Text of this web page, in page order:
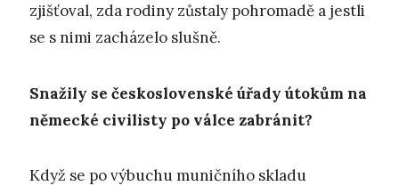
zjišťoval, zda rodiny zůstaly pohromadě a jestli
se s nimi zacházelo slušně.
Snažily se československé úřady útokům na
německé civilisty po válce zabránit?
Když se po výbuchu muničního skladu